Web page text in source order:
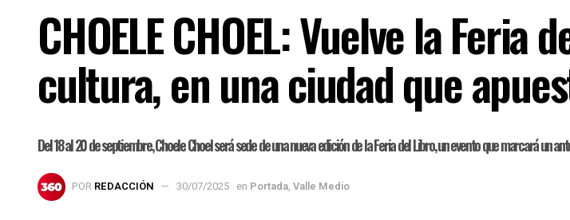
CHOELE CHOEL: Vuelve la
cultura, en una ciudad que
Del 18 al 20 de septiembre, Choele Choel será sede de una nueva edición de la Feria del Libro, un evento que marcará un
POR REDACCIÓN 30/07/2025 en Portada, Valle Medio